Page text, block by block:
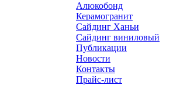
Алюкобонд
Керамогранит
Сайдинг Ханьи
Сайдинг виниловый
Публикации
Новости
Контакты
Прайс-лист